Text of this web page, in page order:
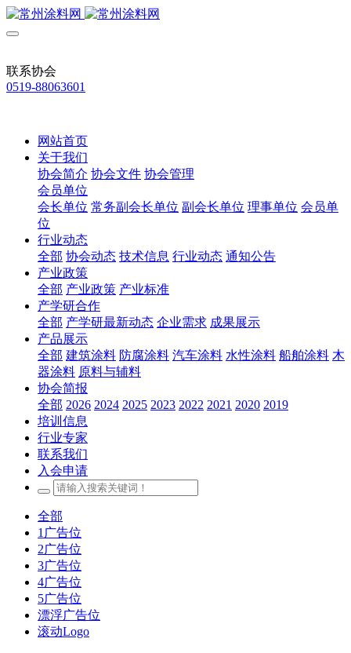
联系协会
0519-88063601
网站首页
关于我们
协会简介 协会文件 协会管理
会员单位
会长单位 常务副会长单位 副会长单位 理事单位 会员单
位
行业动态
全部 协会动态 技术信息 行业动态 通知公告
产业政策
全部 产业政策 产业标准
产学研合作
全部 产学研最新动态 企业需求 成果展示
产品展示
全部 建筑涂料 防腐涂料 汽车涂料 水性涂料 船舶涂料 木
器涂料 原料与辅料
协会简报
全部 2026 2024 2025 2023 2022 2021 2020 2019
培训信息
行业专家
联系我们
入会申请
全部
1广告位
2广告位
3广告位
4广告位
5广告位
漂浮广告位
滚动Logo